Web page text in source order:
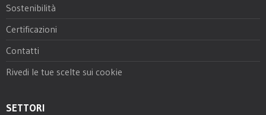
Sostenibilità
Certificazioni
Contatti
Rivedi le tue scelte sui cookie
SETTORI